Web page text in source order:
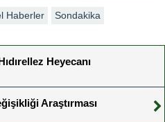
Haberler Sondakika
Heyecanı
Araştırması